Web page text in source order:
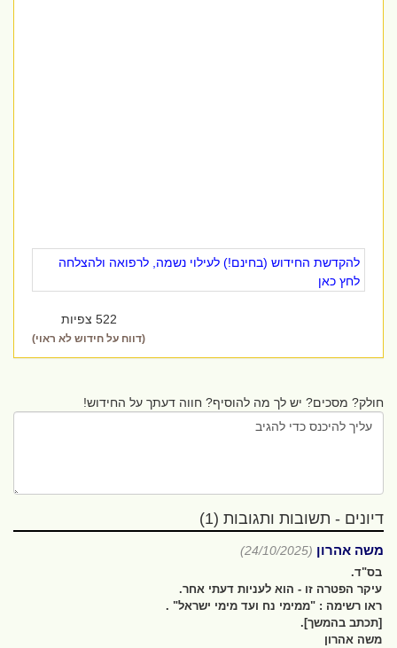
להקדשת החידוש (בחינם!) לעילוי נשמה, לרפואה ולהצלחה
לחץ כאן
522 צפיות
(דווח על חידוש לא ראוי)
חולק? מסכים? יש לך מה להוסיף? חווה דעתך על החידוש!
דיונים - תשובות ותגובות (1)
משה אהרון (24/10/2025)
בס"ד.
עיקר הפטרה זו - הוא לעניות דעתי אחר.
ראו רשימה : "ממימי נח ועד מימי ישראל" .
[תכתב בהמשך].
משה אהרון